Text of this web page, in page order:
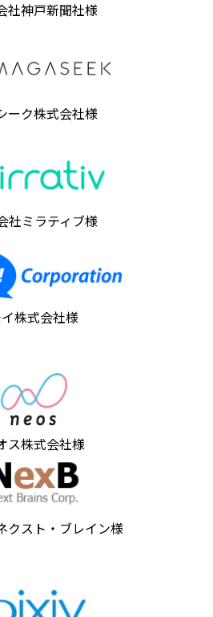
社神戸新聞社様
ーク株式会社様
社ミラティブ様
株式会社様
ス株式会社様
クスト・ブレイン様